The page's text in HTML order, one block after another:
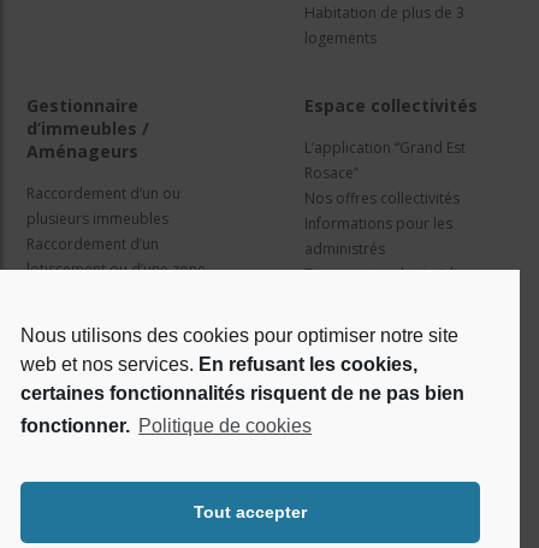
Nous utilisons des cookies pour optimiser notre site
web et nos services. En refusant les cookies,
certaines fonctionnalités risquent de ne pas bien
fonctionner. Politique de cookies
Tout accepter
Habitation de plus de 3
logements
Gestionnaire
d’immeubles /
Aménageurs
Raccordement d’un ou
plusieurs immeubles
Raccordement d’un
lotissement ou d’une zone
Espace collectivités
L’application “Grand Est
Rosace”
Nos offres collectivités
Informations pour les
administrés
Travaux et cadre juridique
Qui sommes nous ?
Le projet Rosace
Réseaux sociaux